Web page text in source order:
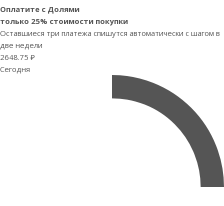
Оплатите с Долями
только 25% стоимости покупки
Оставшиеся три платежа спишутся автоматически с шагом в
две недели
2648.75 ₽
Сегодня